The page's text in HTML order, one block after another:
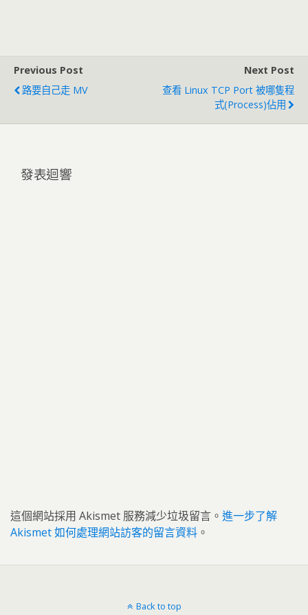
Previous Post
路要自己走 MV
Next Post
查看 Linux TCP Port 被哪隻程
式(Process)佔用
發表迴響
這個網站採用 Akismet 服務減少垃圾留言。 進一步了解
Akismet 如何處理網站訪客的留言資料 。
Back to top